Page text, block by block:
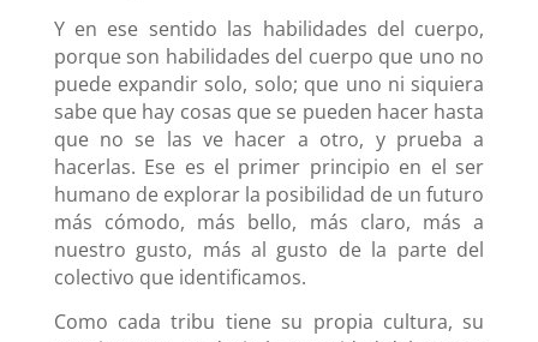
Y en ese sentido las habilidades del cuerpo,
porque son habilidades del cuerpo que uno no
puede expandir solo, solo; que uno ni siquiera
sabe que hay cosas que se pueden hacer hasta
que no se las ve hacer a otro, y prueba a
hacerlas. Ese es el primer principio en el ser
humano de explorar la posibilidad de un futuro
más cómodo, más bello, más claro, más a
nuestro gusto, más al gusto de la parte del
colectivo que identificamos.
Como cada tribu tiene su propia cultura, su